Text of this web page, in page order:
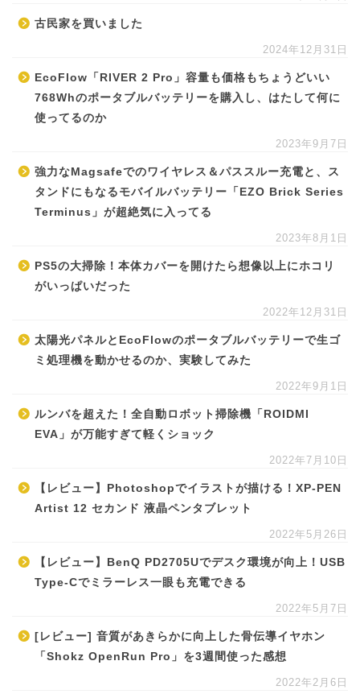
古民家を買いました
2024年12月31日
EcoFlow「RIVER 2 Pro」容量も価格もちょうどいい
768Whのポータブルバッテリーを購入し、はたして何に
使ってるのか
2023年9月7日
強力なMagsafeでのワイヤレス＆パススルー充電と、ス
タンドにもなるモバイルバッテリー「EZO Brick Series
Terminus」が超絶気に入ってる
2023年8月1日
PS5の大掃除！本体カバーを開けたら想像以上にホコリ
がいっぱいだった
2022年12月31日
太陽光パネルとEcoFlowのポータブルバッテリーで生ゴ
ミ処理機を動かせるのか、実験してみた
2022年9月1日
ルンバを超えた！全自動ロボット掃除機「ROIDMI
EVA」が万能すぎて軽くショック
2022年7月10日
【レビュー】Photoshopでイラストが描ける！XP-PEN
Artist 12 セカンド 液晶ペンタブレット
2022年5月26日
【レビュー】BenQ PD2705Uでデスク環境が向上！USB
Type-Cでミラーレス一眼も充電できる
2022年5月7日
[レビュー] 音質があきらかに向上した骨伝導イヤホン
「Shokz OpenRun Pro」を3週間使った感想
2022年2月6日